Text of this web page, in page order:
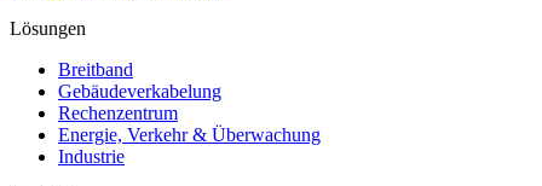
Lösungen
Breitband
Gebäudeverkabelung
Rechenzentrum
Energie, Verkehr & Überwachung
Industrie